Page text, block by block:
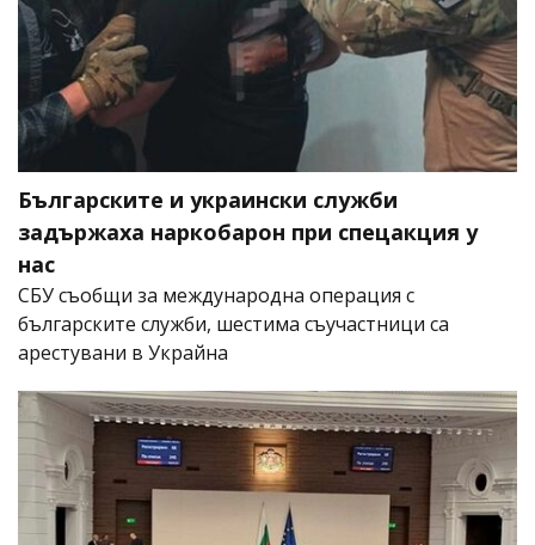
Българските и украински служби
задържаха наркобарон при спецакция у
нас
СБУ съобщи за международна операция с
българските служби, шестима съучастници са
арестувани в Украйна